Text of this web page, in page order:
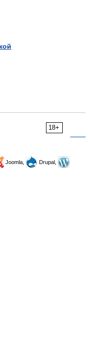
18+
Joomla,
Drupal,